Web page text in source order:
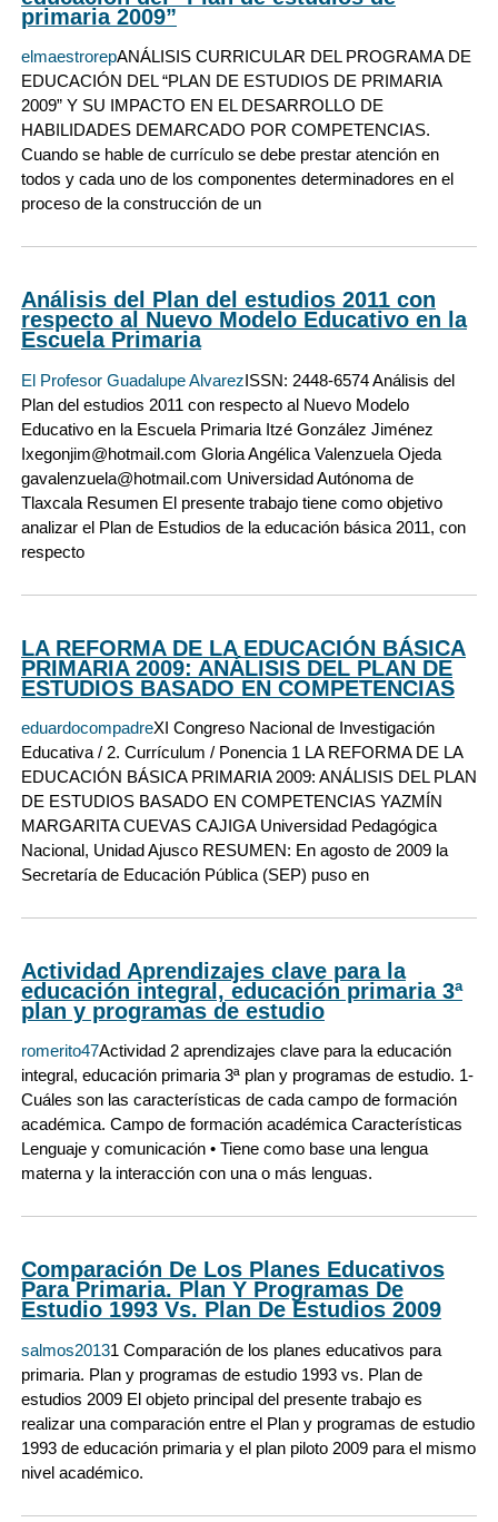
primaria 2009”
elmaestrorepANÁLISIS CURRICULAR DEL PROGRAMA DE
EDUCACIÓN DEL “PLAN DE ESTUDIOS DE PRIMARIA
2009” Y SU IMPACTO EN EL DESARROLLO DE
HABILIDADES DEMARCADO POR COMPETENCIAS.
Cuando se hable de currículo se debe prestar atención en
todos y cada uno de los componentes determinadores en el
proceso de la construcción de un
Análisis del Plan del estudios 2011 con
respecto al Nuevo Modelo Educativo en la
Escuela Primaria
El Profesor Guadalupe AlvarezISSN: 2448-6574 Análisis del
Plan del estudios 2011 con respecto al Nuevo Modelo
Educativo en la Escuela Primaria Itzé González Jiménez
Ixegonjim@hotmail.com Gloria Angélica Valenzuela Ojeda
gavalenzuela@hotmail.com Universidad Autónoma de
Tlaxcala Resumen El presente trabajo tiene como objetivo
analizar el Plan de Estudios de la educación básica 2011, con
respecto
LA REFORMA DE LA EDUCACIÓN BÁSICA
PRIMARIA 2009: ANÁLISIS DEL PLAN DE
ESTUDIOS BASADO EN COMPETENCIAS
eduardocompadreXI Congreso Nacional de Investigación
Educativa / 2. Currículum / Ponencia 1 LA REFORMA DE LA
EDUCACIÓN BÁSICA PRIMARIA 2009: ANÁLISIS DEL PLAN
DE ESTUDIOS BASADO EN COMPETENCIAS YAZMÍN
MARGARITA CUEVAS CAJIGA Universidad Pedagógica
Nacional, Unidad Ajusco RESUMEN: En agosto de 2009 la
Secretaría de Educación Pública (SEP) puso en
Actividad Aprendizajes clave para la
educación integral, educación primaria 3ª
plan y programas de estudio
romerito47Actividad 2 aprendizajes clave para la educación
integral, educación primaria 3ª plan y programas de estudio. 1-
Cuáles son las características de cada campo de formación
académica. Campo de formación académica Características
Lenguaje y comunicación • Tiene como base una lengua
materna y la interacción con una o más lenguas.
Comparación De Los Planes Educativos
Para Primaria. Plan Y Programas De
Estudio 1993 Vs. Plan De Estudios 2009
salmos20131 Comparación de los planes educativos para
primaria. Plan y programas de estudio 1993 vs. Plan de
estudios 2009 El objeto principal del presente trabajo es
realizar una comparación entre el Plan y programas de estudio
1993 de educación primaria y el plan piloto 2009 para el mismo
nivel académico.